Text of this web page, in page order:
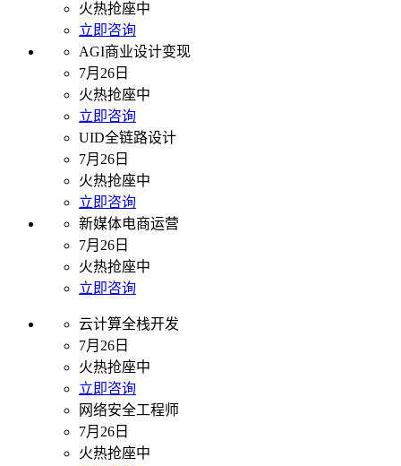
火热抢座中
立即咨询
AGI商业设计变现
7月26日
火热抢座中
立即咨询
UID全链路设计
7月26日
火热抢座中
立即咨询
新媒体电商运营
7月26日
火热抢座中
立即咨询
云计算全栈开发
7月26日
火热抢座中
立即咨询
网络安全工程师
7月26日
火热抢座中